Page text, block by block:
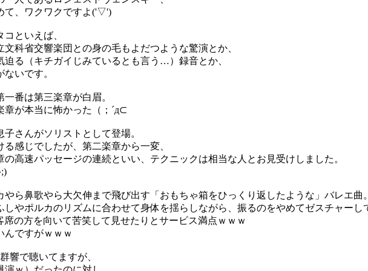
て、ワクワクですよ('▽')
といえば、
科省交響楽団との身の毛もよだつような驚演とか、
る（キチガイじみているとも言う…）録音とか、
いです。
番は第三楽章が白眉。
章が本当に怖かった（；´д⊂
さんがソリストとして登場。
感じでしたが、第二楽章から一変、
高速パッセージの連続といい、テクニックは相当な人とお見受けしました。
ら鼻歌やら大欠伸まで飛び出す「おもちゃ箱をひっくり返したような」バレエ曲。
やポルカのリズムに合わせて身体を揺らしながら、振るのをやめてゼスチャーし
の方を向いて苦笑して見せたりとサービス満点ｗｗｗ
んですがｗｗｗ
響で聴いてますが、